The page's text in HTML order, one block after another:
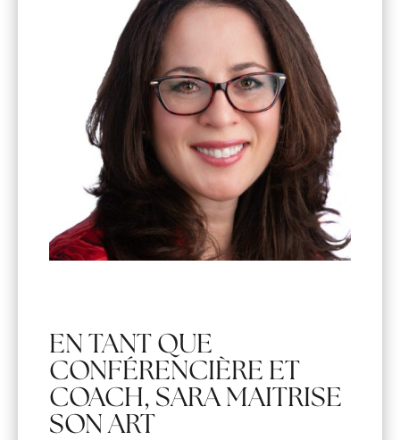
EN TANT QUE
CONFÉRENCIÈRE ET
COACH, SARA MAITRISE
SON ART